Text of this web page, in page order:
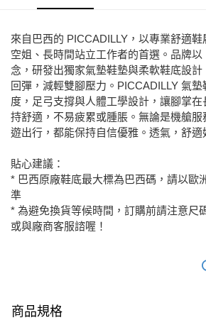
全家取貨付款
每筆NT$80，滿NT$2,000(含以上)免運費
7-11取貨付款
每筆NT$80，滿NT$2,000(含以上)免運費
宅配
免運費
付款後門市自取
每筆NT$80，滿NT$2,000(含以上)免運費
來自巴西的 PICCADILLY，以專業舒適
空姐、長時間站立工作者的首選。品牌
念，研發出獨家氣墊鞋墊與柔軟鞋底設
回彈，減輕雙腳壓力。PICCADILLY 氣
度，足弓支撐與人體工學設計，讓腳掌
持舒適，不易疲累或腫脹。無論是機艙
遊出行，都能保持自信優雅。透氣，舒適
貼心建議：
* 巴西原廠鞋底最大標為巴西碼，請以歐
準
* 為避免換貨等候時間，訂購前請注意尺
或與廠商客服諮喔！
商品規格